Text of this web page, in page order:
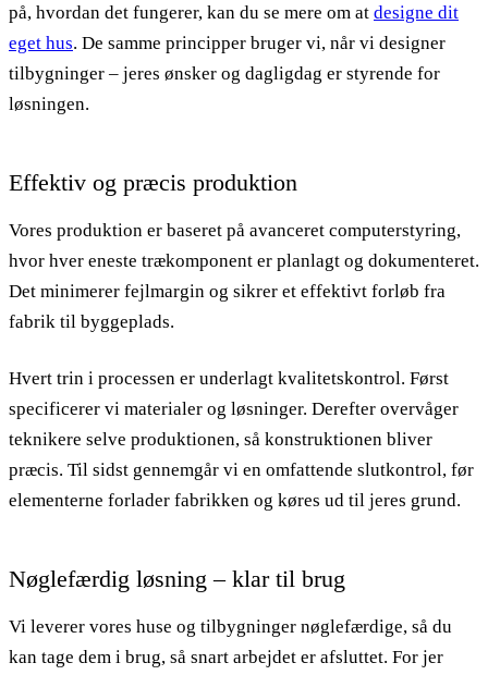
på, hvordan det fungerer, kan du se mere om at designe dit
eget hus. De samme principper bruger vi, når vi designer
tilbygninger – jeres ønsker og dagligdag er styrende for
løsningen.
Effektiv og præcis produktion
Vores produktion er baseret på avanceret computerstyring,
hvor hver eneste trækomponent er planlagt og dokumenteret.
Det minimerer fejlmargin og sikrer et effektivt forløb fra
fabrik til byggeplads.
Hvert trin i processen er underlagt kvalitetskontrol. Først
specificerer vi materialer og løsninger. Derefter overvåger
teknikere selve produktionen, så konstruktionen bliver
præcis. Til sidst gennemgår vi en omfattende slutkontrol, før
elementerne forlader fabrikken og køres ud til jeres grund.
Nøglefærdig løsning – klar til brug
Vi leverer vores huse og tilbygninger nøglefærdige, så du
kan tage dem i brug, så snart arbejdet er afsluttet. For jer